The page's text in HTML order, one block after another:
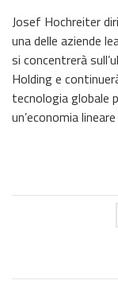
Josef Hochreiter
una delle aziende
si concentrerà
Holding e
tecnologia globale
un’economia